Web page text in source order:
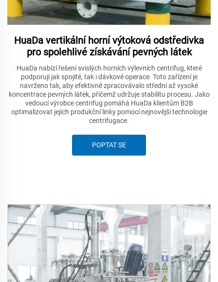
HuaDa vertikální horní výtoková odstředivka
pro spolehlivé získávání pevných látek
HuaDa nabízí řešení svislých horních výlevních centrifug, které
podporují jak spojité, tak i dávkové operace. Toto zařízení je
navrženo tak, aby efektivně zpracovávalo střední až vysoké
koncentrace pevných látek, přičemž udržuje stabilitu procesu. Jako
vedoucí výrobce centrifug pomáhá HuaDa klientům B2B
optimalizovat jejich produkční linky pomocí nejnovější technologie
centrifugace.
POPTAT SE